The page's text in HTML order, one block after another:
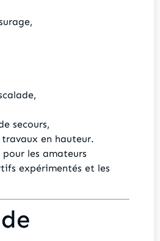
secours,
en hauteur.
les amateurs
expérimentés et les